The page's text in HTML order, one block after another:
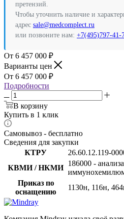
претензий.
Чтобы уточнить наличие и
адрес sale@medcomplect.ru
или позвоните нам: +7(495)797-41-
6 457 000 ₽
Варианты цен
6 457 000 ₽
Подробности
В корзину
Купить в 1 клик
Самовывоз - бесплатно
Сведения для закупки
КТРУ
26.60.12.119-
КВМИ / НКМИ
186000 -
Приказ по
оснащению
1130н, 116н,